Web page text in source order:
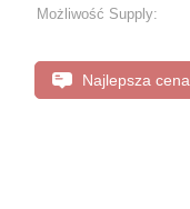
Możliwość Supply:
Najlepsza cena